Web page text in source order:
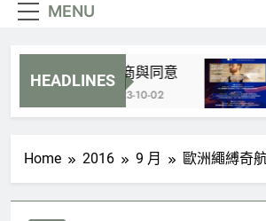
MENU
HEADLINES協商與同意
2023-10-02
Home 2016 9 月 歐洲繩縛奇